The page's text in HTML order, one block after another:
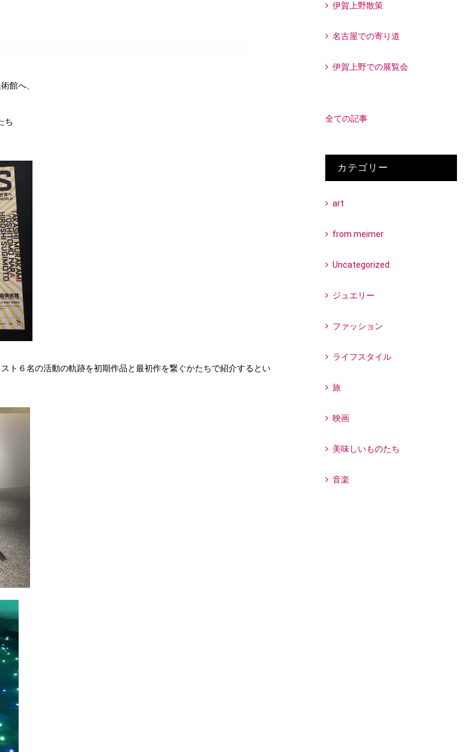
館へ、
ち
ト６名の活動の軌跡を初期作品と最初作を繋ぐかたちで紹介するとい
伊賀上野散策
名古屋での寄り道
伊賀上野での展覧会
全ての記事
カテゴリー
art
from meimer
Uncategorized
ジュエリー
ファッション
ライフスタイル
旅
映画
美味しいものたち
音楽